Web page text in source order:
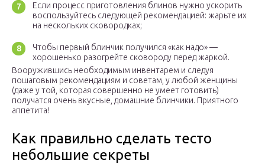
Если процесс приготовления блинов нужно ускорить
воспользуйтесь следующей рекомендацией: жарьте их
на нескольких сковородках;
Чтобы первый блинчик получился «как надо» —
хорошенько разогрейте сковороду перед жаркой.
Вооружившись необходимым инвентарем и следуя
пошаговым рекомендациям и советам, у любой женщины
(даже у той, которая совершенно не умеет готовить)
получатся очень вкусные, домашние блинчики. Приятного
аппетита!
Как правильно сделать тесто
небольшие секреты